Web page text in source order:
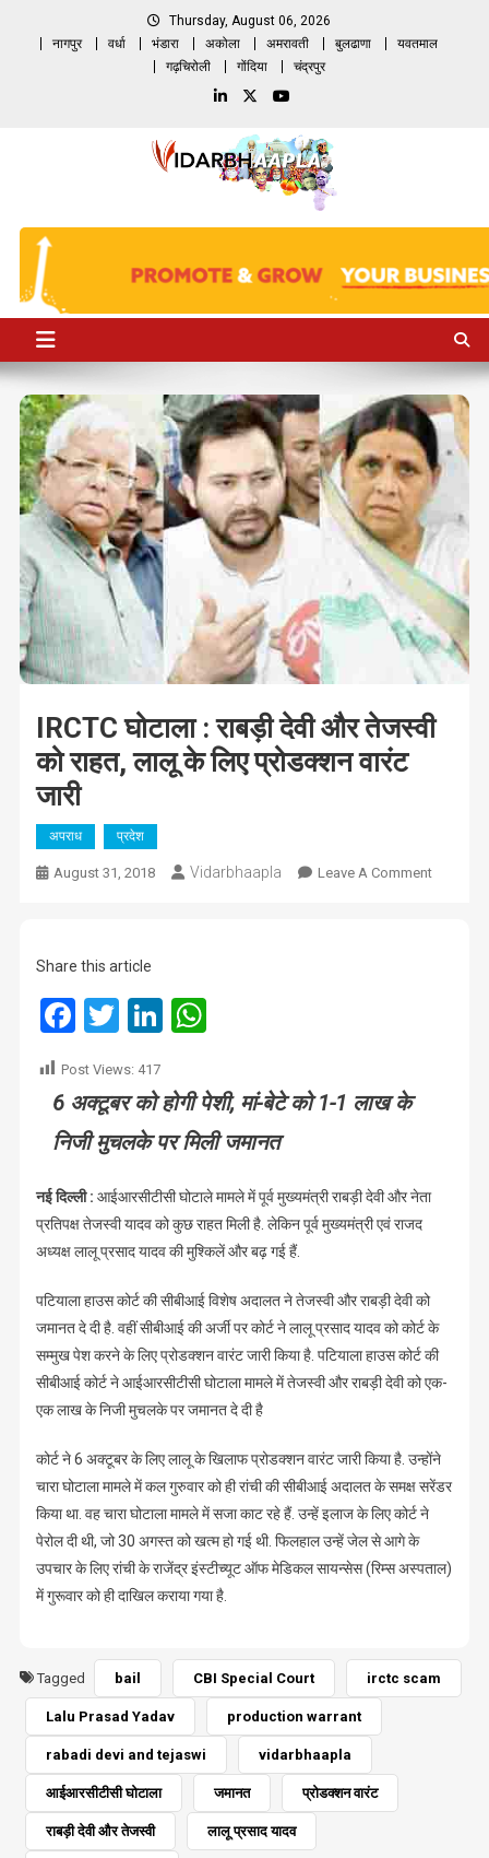
Thursday, August 06, 2026
नागपुर
वर्धा भंडारा अकोला अमरावती बुलढाणा
यवतमाल
गढ़चिरोली
गोंदिया चंद्रपुर
IRCTC घोटाला : राबड़ी देवी और तेजस्वी
को राहत, लालू के लिए प्रोडक्‍शन वारंट
जारी
अपराध प्रदेश
August 31, 2018 Vidarbhaapla Leave A CommentOn
प्रोडक्‍शन
Share this article
Facebook
TwitterLinkedIn
WhatsApp
Post Views: 417
6 अक्‍टूबर को होगी पेशी, मां-बेटे को 1-1 लाख के
निजी मुचलके पर मिली जमानत
नई दिल्ली : आईआरसीटीसी घोटाले मामले में पूर्व मुख्यमंत्री राबड़ी देवी और नेता
प्रतिपक्ष तेजस्वी यादव को कुछ राहत मिली है. लेकिन पूर्व मुख्यमंत्री एवं राजद
अध्यक्ष लालू प्रसाद यादव की मुश्किलें और बढ़ गई हैं.
पटियाला हाउस कोर्ट की सीबीआई विशेष अदालत ने तेजस्‍वी और राबड़ी देवी को
जमानत दे दी है. वहीं सीबीआई की अर्जी पर कोर्ट ने लालू प्रसाद यादव को कोर्ट के
सम्‍मुख पेश करने के लिए प्रोडक्‍शन वारंट जारी किया है. पटियाला हाउस कोर्ट की
सीबीआई कोर्ट ने आईआरसीटीसी घोटाला मामले में तेजस्‍वी और राबड़ी देवी को एक-
एक लाख के निजी मुचलके पर जमानत दे दी है
कोर्ट ने 6 अक्‍टूबर के लिए लालू के खिलाफ प्रोडक्‍शन वारंट जारी किया है. उन्होंने
चारा घोटाला मामले में कल गुरुवार को ही रांची की सीबीआई अदालत के समक्ष सरेंडर
किया था. वह चारा घोटाला मामले में सजा काट रहे हैं. उन्‍हें इलाज के लिए कोर्ट ने
पेरोल दी थी, जो 30 अगस्‍त को खत्‍म हो गई थी. फिलहाल उन्हें जेल से आगे के
उपचार के लिए रांची के राजेंद्र इंस्टीच्यूट ऑफ मेडिकल सायन्सेस (रिम्स अस्पताल)
में गुरूवार को ही दाखिल कराया गया है.
Tagged bail CBI Special Court irctc scam
Lalu Prasad Yadav production warrant
rabadi devi and tejaswi vidarbhaapla
आईआरसीटीसी घोटाला जमानत प्रोडक्‍शन वारंट
राबड़ी देवी और तेजस्वी लालू प्रसाद यादव